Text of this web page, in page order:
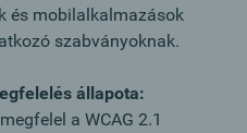
és mobilalkalmazások
szabványoknak.
állapota:
a WCAG 2.1